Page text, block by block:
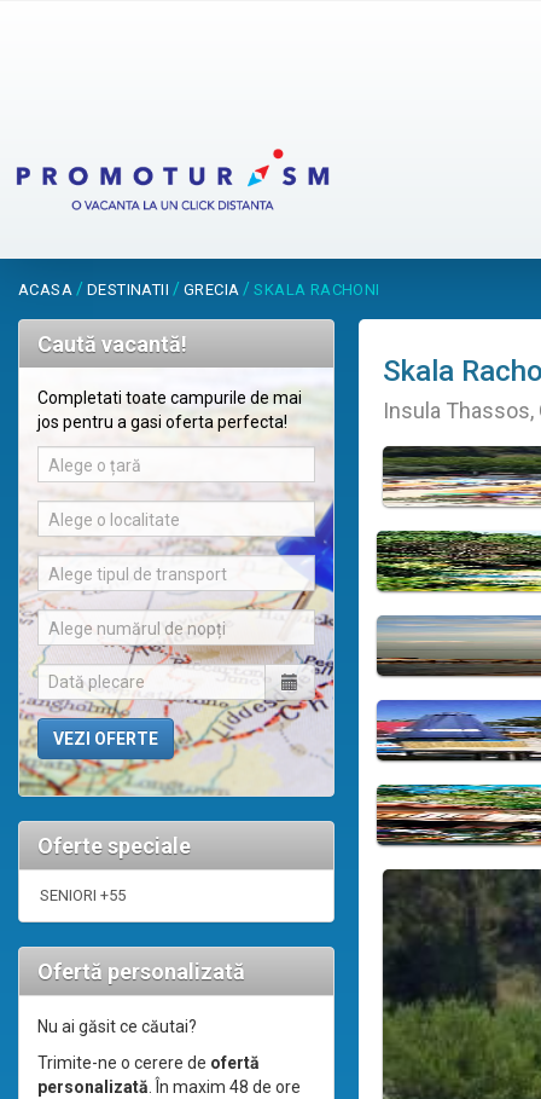
ACASA / DESTINATII / GRECIA /SKALA RACHONI
Caută vacantă!
Completati toate campurile de mai
jos pentru a gasi oferta perfecta!
Alege o țară
Alege o localitate
Alege tipul de transport
Alege numărul de nopți
Oferte speciale
SENIORI +55
Ofertă personalizată
Nu ai găsit ce căutai?
Trimite-ne o cerere de ofertă
personalizată. În maxim 48 de ore
Skala
Insula Thassos,